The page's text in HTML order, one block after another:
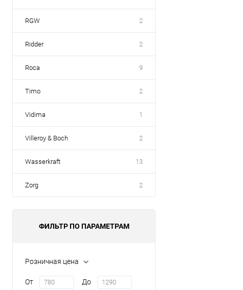
RGW 2
Ridder 2
Roca 9
Timo 2
Vidima 1
Villeroy & Boch 2
Wasserkraft 13
Zorg 2
ФИЛЬТР ПО ПАРАМЕТРАМ
Розничная цена
От До